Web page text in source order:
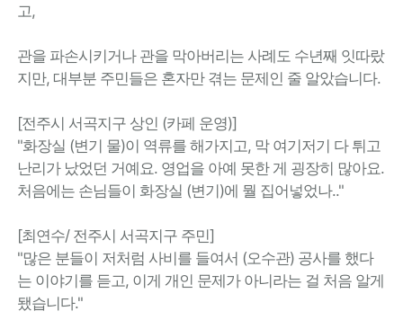
고,
관을 파손시키거나 관을 막아버리는 사례도 수년째 잇따랐
지만, 대부분 주민들은 혼자만 겪는 문제인 줄 알았습니다.
[전주시 서곡지구 상인 (카페 운영)]
"화장실 (변기 물)이 역류를 해가지고, 막 여기저기 다 튀고
난리가 났었던 거예요. 영업을 아예 못한 게 굉장히 많아요.
처음에는 손님들이 화장실 (변기)에 뭘 집어넣었나.."
[최연수/ 전주시 서곡지구 주민]
"많은 분들이 저처럼 사비를 들여서 (오수관) 공사를 했다
는 이야기를 듣고, 이게 개인 문제가 아니라는 걸 처음 알게
됐습니다."